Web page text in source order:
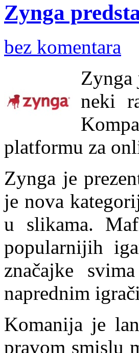
Zynga
bez komentara
Zynga
neki
platformu za
Zynga je
je nova
u slikama.
popularnijih
značajke
naprednim
Komanija je
pravom smislu